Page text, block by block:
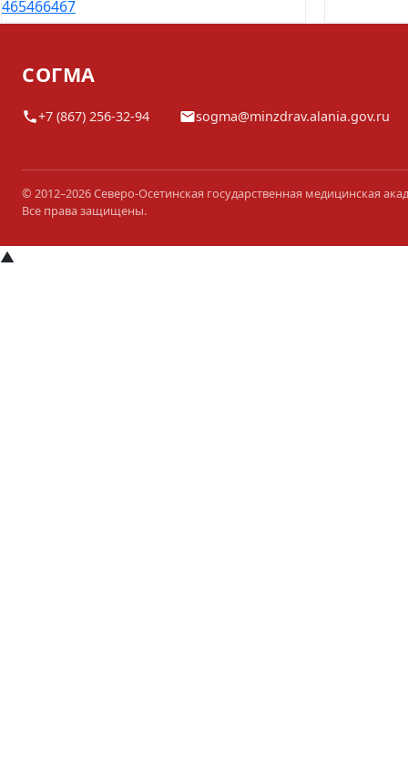
465466467
СОГМА
+7 (867) 256-32-94 sogma@minzdrav.alania.gov.ru
© 2012–2026 Северо-Осетинская государственная медицинская
Все права защищены.
▲